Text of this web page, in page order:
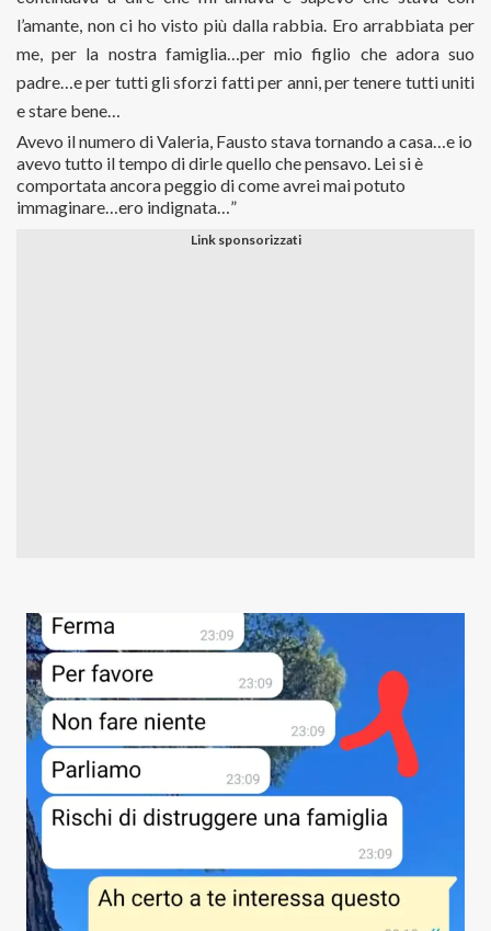
l’amante, non ci ho visto più dalla rabbia. Ero arrabbiata per
me, per la nostra famiglia…per mio figlio che adora suo
padre…e per tutti gli sforzi fatti per anni, per tenere tutti uniti
e stare bene…
Avevo il numero di Valeria, Fausto stava tornando a casa…e io
avevo tutto il tempo di dirle quello che pensavo. Lei si è
comportata ancora peggio di come avrei mai potuto
immaginare…ero indignata…”